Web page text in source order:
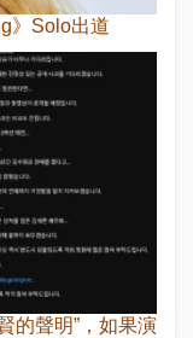
》Solo出道
的聲明”，如果演